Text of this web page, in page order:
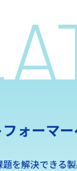
ォーマ
を解決できる製